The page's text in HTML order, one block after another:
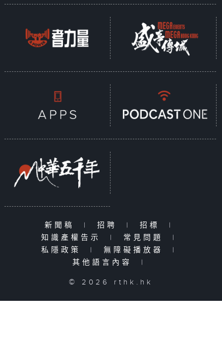
新聞稿 | 招聘 | 招標
|
知識產權告示
| 常見問題
|
私隱政策
| 無障礙播放器
|
其他語言內容
|
© 2026 rthk.hk